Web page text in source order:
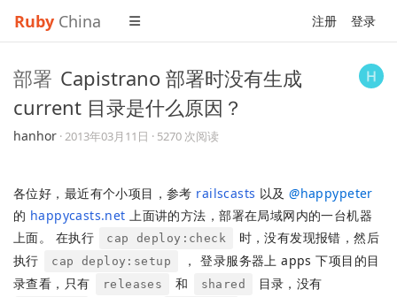
Ruby China 注册 登录
部署 Capistrano 部署时没有生成
current 目录是什么原因？
hanhor ·2013年03月11日 · 5270 次阅读
各位好，最近有个小项目，参考 railscasts 以及@happypeter
的 happycasts.net 上面讲的方法，部署在局域网内的一台机器
上面。 在执行
cap deploy:check
时，没有发现报错，然后
执行
cap deploy:setup
， 登录服务器上 apps 下项目的目
录查看，只有
releases 和 shared 目录，没有